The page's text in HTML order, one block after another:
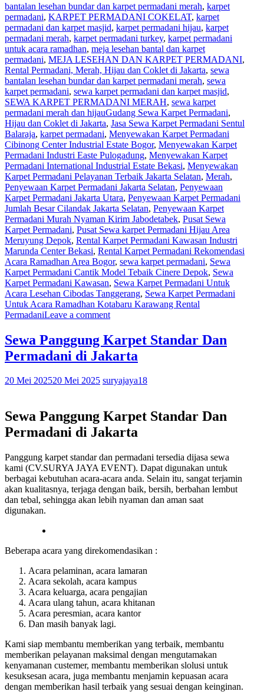
bantalan lesehan bundar dan karpet permadani merah, karpet
permadani, KARPET PERMADANI COKELAT, karpet
permadani dan karpet masjid, karpet permadani hijau, karpet
permadani merah, karpet permadani turkey, karpet permadani
untuk acara ramadhan, meja lesehan bantal dan karpet
permadani, MEJA LESEHAN DAN KARPET PERMADANI,
Rental Permadani, Merah, Hijau dan Coklet di Jakarta, sewa
bantalan lesehan bundar dan karpet permadani merah, sewa
karpet permadani, sewa karpet permadani dan karpet masjid,
SEWA KARPET PERMADANI MERAH, sewa karpet
permadani merah dan hijauGudang Sewa Karpet Permadani,
Hijau dan Coklet di Jakarta, Jasa Sewa Karpet Permadani Sentul
Balaraja, karpet permadani, Menyewakan Karpet Permadani
Cibinong Center Industrial Estate Bogor, Menyewakan Karpet
Permadani Industri Easte Pulogadung, Menyewakan Karpet
Permadani International Industrial Estate Bekasi, Menyewakan
Karpet Permadani Pelayanan Terbaik Jakarta Selatan, Merah,
Penyewaan Karpet Permadani Jakarta Selatan, Penyewaan
Karpet Permadani Jakarta Utara, Penyewaan Karpet Permadani
Jumlah Besar Cilandak Jakarta Selatan, Penyewaan Karpet
Permadani Murah Nyaman Kirim Jabodetabek, Pusat Sewa
Karpet Permadani, Pusat Sewa karpet Permadani Hijau Area
Meruyung Depok, Rental Karpet Permadani Kawasan Industri
Marunda Center Bekasi, Rental Karpet Permadani Rekomendasi
Acara Ramadhan Area Bogor, sewa karpet permadani, Sewa
Karpet Permadani Cantik Model Tebaik Cinere Depok, Sewa
Karpet Permadani Kawasan, Sewa Karpet Permadani Untuk
Acara Lesehan Cibodas Tanggerang, Sewa Karpet Permadani
Untuk Acara Ramadhan Kotabaru Karawang Rental
PermadaniLeave a comment
Sewa Panggung Karpet Standar Dan
Permadani di Jakarta
20 Mei 202520 Mei 2025 suryajaya18
Sewa Panggung Karpet Standar Dan
Permadani di Jakarta
Panggung karpet standar dan permadani tersedia dijasa sewa
kami (CV.SURYA JAYA EVENT). Dapat digunakan untuk
berbagai kebutuhan acara-acara anda. Selain itu, sangat terjamin
akan kualitasnya, terjaga dengan baik, bersih, berbahan lembut
dan tebal, sehingga akan lebih nyaman dan aman saat
digunakan.
Beberapa acara yang direkomendasikan :
Acara pelaminan, acara lamaran
Acara sekolah, acara kampus
Acara keluarga, acara pengajian
Acara ulang tahun, acara khitanan
Acara peresmian, acara kantor
Dan masih banyak lagi.
Kami siap membantu memberikan yang terbaik, membantu
memberikan pelayanan maksimal dengan mengutamakan
kenyamanan custemer, membantu memberikan slolusi untuk
kesuksesan acara, juga membantu menjamin kepuasan acara
dengan memberikan hasil terbaik yang sesuai dengan keinginan.